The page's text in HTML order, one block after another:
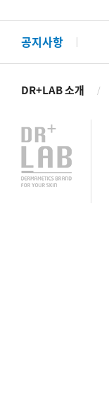
공지사항
DR+LAB 소개 /